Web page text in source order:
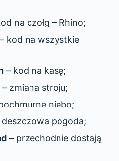
na czołg – Rhino;
kod na wszystkie
– kod na kasę;
– zmiana stroju;
niebo;
pogoda;
– przechodnie dostają